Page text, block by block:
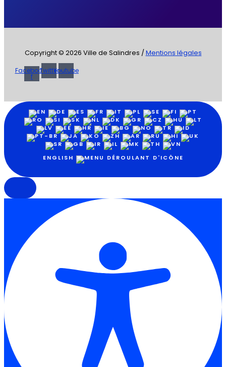
Copyright © 2026 Ville de Salindres /Mentions légales
Facebook-
f
TwitterYoutube
ENGLISH